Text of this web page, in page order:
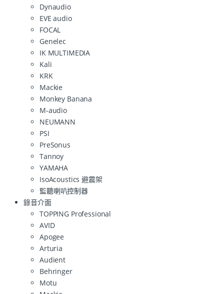
Dynaudio
EVE audio
FOCAL
Genelec
IK MULTIMEDIA
Kali
KRK
Mackie
Monkey Banana
M-audio
NEUMANN
PSI
PreSonus
Tannoy
YAMAHA
IsoAcoustics 避震架
監聽喇叭控制器
錄音介面
TOPPING Professional
AVID
Apogee
Arturia
Audient
Behringer
Motu